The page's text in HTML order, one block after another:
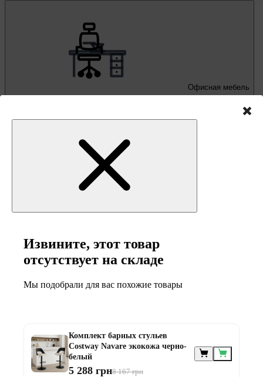
Офисная мебель
Письменные и компьютерные столы
Извините, этот товар
отсутствует на складе
Мы подобрали для вас похожие товары
Комплект барных стульев
Costway Navare экокожа черно-
белый
5 288 грн8 167 грн